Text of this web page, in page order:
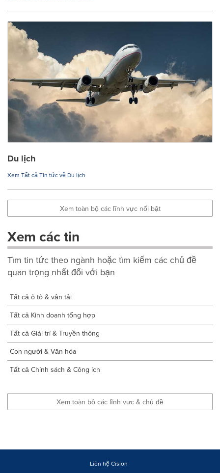
Du lịch
Xem Tất cả Tin tức về Du lịch
Xem toàn bộ các lĩnh vực nổi bật
Xem các tin
Tìm tin tức theo ngành hoặc tìm kiếm các chủ đề
quan trọng nhất đối với bạn
Tất cả ô tô & vận tải
Tất cả Kinh doanh tổng hợp
Tất cả Giải trí & Truyền thông
Con người & Văn hóa
Tất cả Chính sách & Công ích
Xem toàn bộ các lĩnh vực & chủ đề
Liên hệ Cision